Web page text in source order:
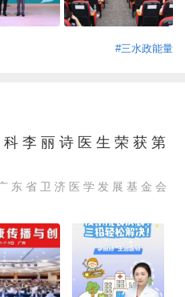
#三水政能量
李 丽 诗 医 生 荣 获 第
东 省 卫 济 医 学 发 展 基 金 会